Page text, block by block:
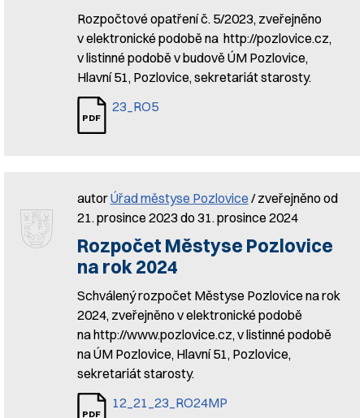
Rozpočtové opatření č. 5/2023, zveřejněno
v elektronické podobě na http://pozlovice.cz,
v listinné podobě v budově ÚM Pozlovice,
Hlavní 51, Pozlovice, sekretariát starosty.
23_RO5
autorÚřad městyse Pozlovice / zveřejněno od
21. prosince 2023 do 31. prosince 2024
Rozpočet Městyse Pozlovice
na rok 2024
Schválený rozpočet Městyse Pozlovice na rok
2024, zveřejněno v elektronické podobě
na http://www.pozlovice.cz, v listinné podobě
na ÚM Pozlovice, Hlavní 51, Pozlovice,
sekretariát starosty.
12_21_23_RO24MP